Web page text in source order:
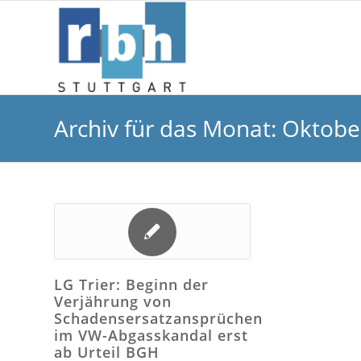
Archiv für das Monat:
LG Trier: Beginn der
Verjährung von
Schadensersatzansprüchen
im VW-Abgasskandal erst
ab Urteil BGH